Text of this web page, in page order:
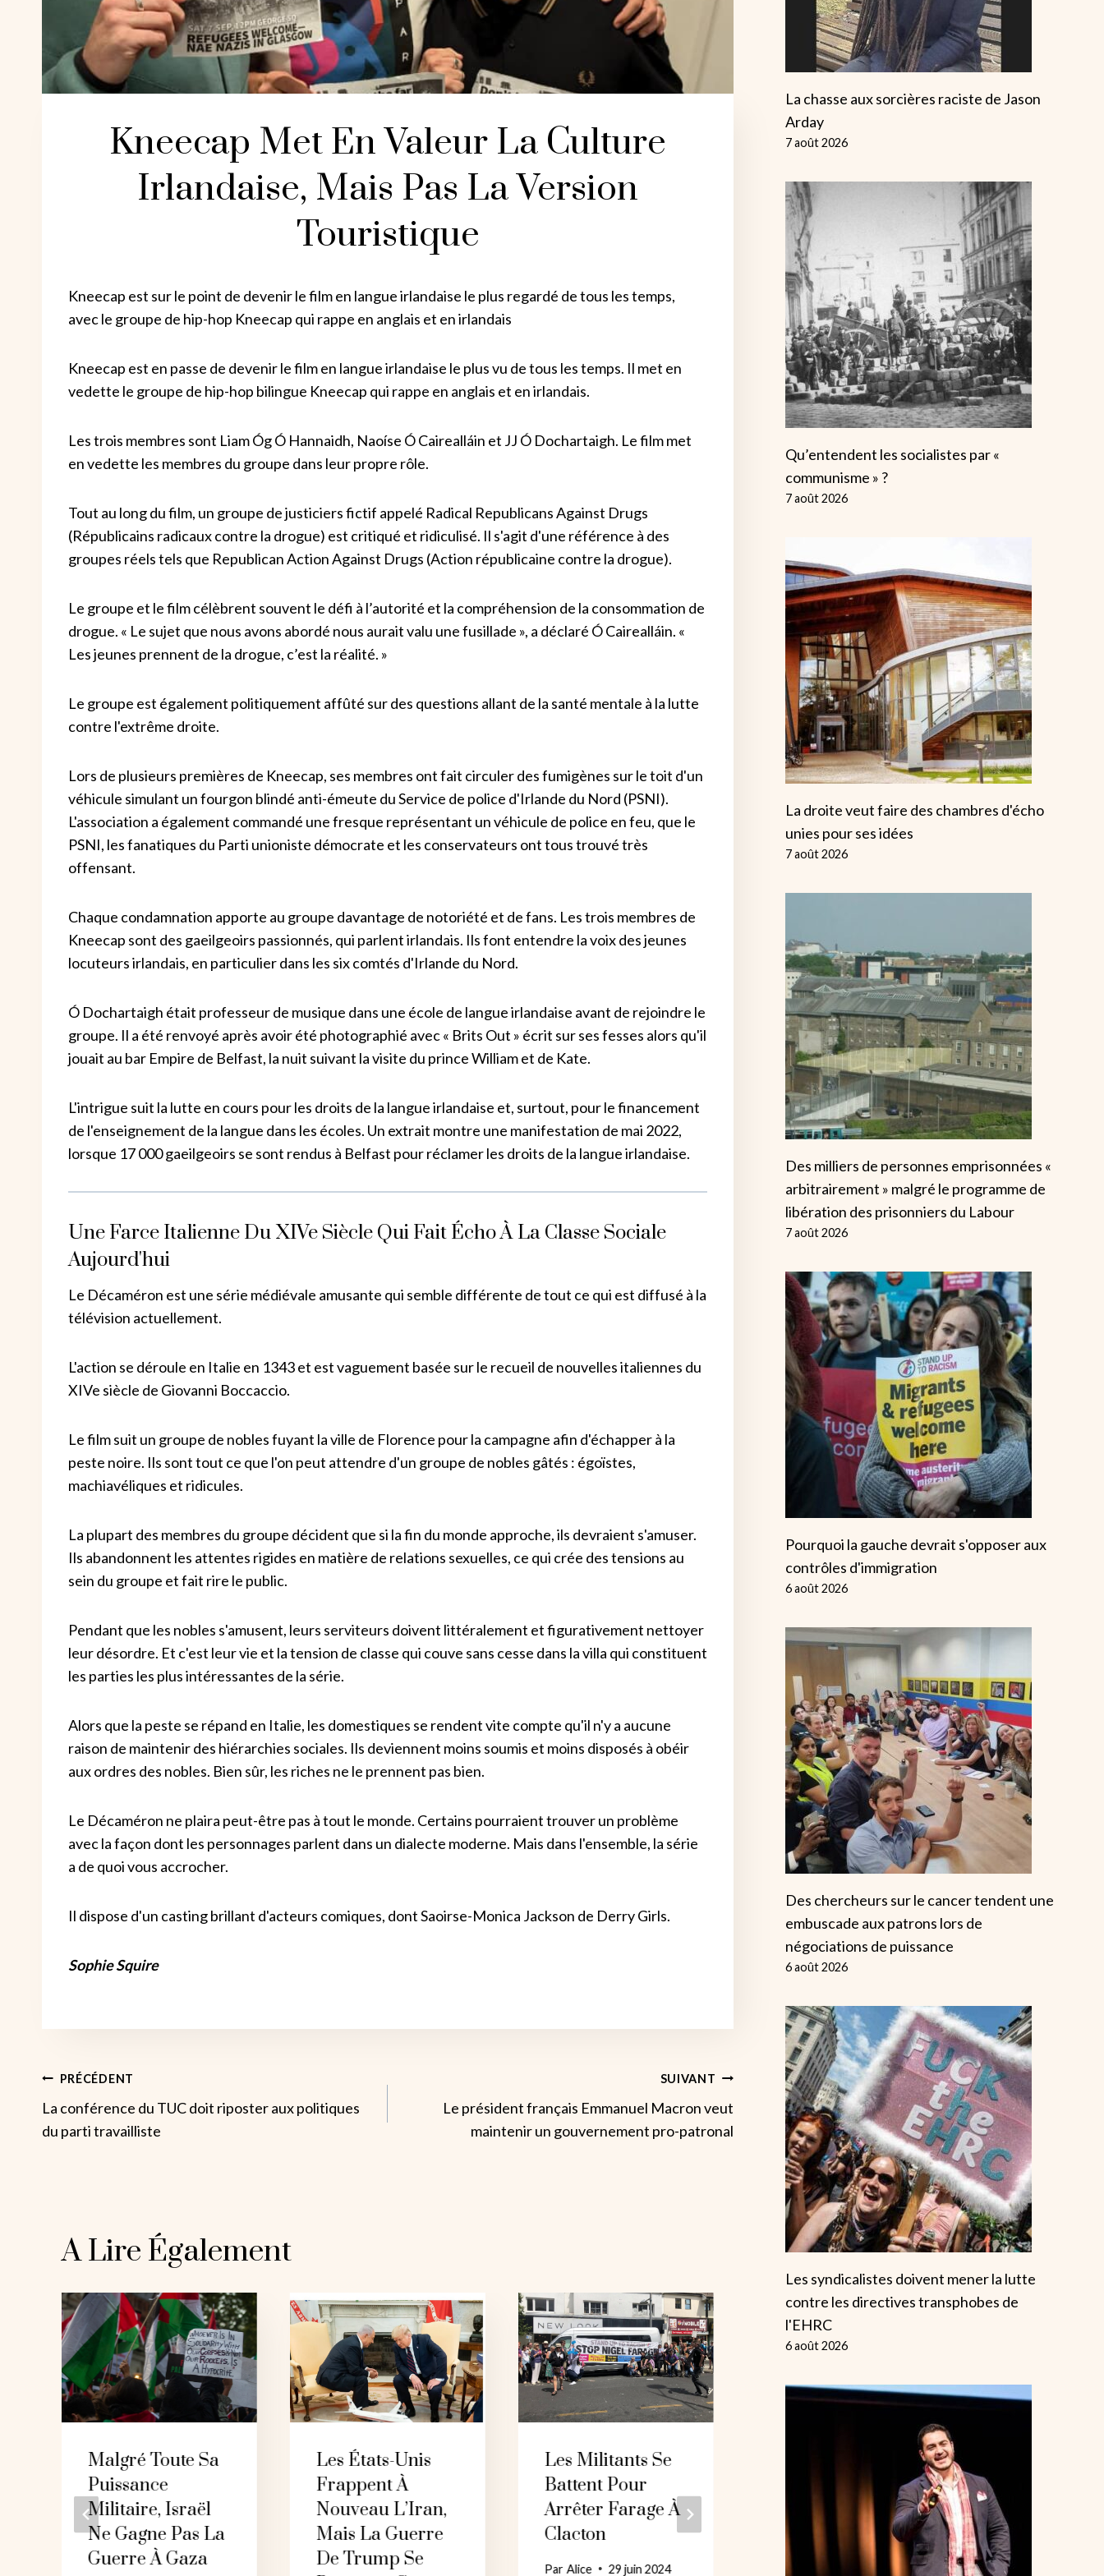
Kneecap Met En Valeur La Culture
Irlandaise, Mais Pas La Version
Touristique
Kneecap est sur le point de devenir le film en langue irlandaise le plus regardé de tous les temps,
avec le groupe de hip-hop Kneecap qui rappe en anglais et en irlandais
Kneecap est en passe de devenir le film en langue irlandaise le plus vu de tous les temps. Il met en
vedette le groupe de hip-hop bilingue Kneecap qui rappe en anglais et en irlandais.
Les trois membres sont Liam Óg Ó Hannaidh, Naoíse Ó Cairealláin et JJ Ó Dochartaigh. Le film met
en vedette les membres du groupe dans leur propre rôle.
Tout au long du film, un groupe de justiciers fictif appelé Radical Republicans Against Drugs
(Républicains radicaux contre la drogue) est critiqué et ridiculisé. Il s'agit d'une référence à des
groupes réels tels que Republican Action Against Drugs (Action républicaine contre la drogue).
Le groupe et le film célèbrent souvent le défi à l’autorité et la compréhension de la consommation de
drogue. « Le sujet que nous avons abordé nous aurait valu une fusillade », a déclaré Ó Cairealláin. «
Les jeunes prennent de la drogue, c’est la réalité. »
Le groupe est également politiquement affûté sur des questions allant de la santé mentale à la lutte
contre l'extrême droite.
Lors de plusieurs premières de Kneecap, ses membres ont fait circuler des fumigènes sur le toit d'un
véhicule simulant un fourgon blindé anti-émeute du Service de police d'Irlande du Nord (PSNI).
L'association a également commandé une fresque représentant un véhicule de police en feu, que le
PSNI, les fanatiques du Parti unioniste démocrate et les conservateurs ont tous trouvé très
offensant.
Chaque condamnation apporte au groupe davantage de notoriété et de fans. Les trois membres de
Kneecap sont des gaeilgeoirs passionnés, qui parlent irlandais. Ils font entendre la voix des jeunes
locuteurs irlandais, en particulier dans les six comtés d'Irlande du Nord.
Ó Dochartaigh était professeur de musique dans une école de langue irlandaise avant de rejoindre le
groupe. Il a été renvoyé après avoir été photographié avec « Brits Out » écrit sur ses fesses alors qu'il
jouait au bar Empire de Belfast, la nuit suivant la visite du prince William et de Kate.
L'intrigue suit la lutte en cours pour les droits de la langue irlandaise et, surtout, pour le financement
de l'enseignement de la langue dans les écoles. Un extrait montre une manifestation de mai 2022,
lorsque 17 000 gaeilgeoirs se sont rendus à Belfast pour réclamer les droits de la langue irlandaise.
Une Farce Italienne Du XIVe Siècle Qui Fait Écho À La Classe Sociale
Aujourd'hui
Le Décaméron est une série médiévale amusante qui semble différente de tout ce qui est diffusé à la
télévision actuellement.
L'action se déroule en Italie en 1343 et est vaguement basée sur le recueil de nouvelles italiennes du
XIVe siècle de Giovanni Boccaccio.
Le film suit un groupe de nobles fuyant la ville de Florence pour la campagne afin d'échapper à la
peste noire. Ils sont tout ce que l'on peut attendre d'un groupe de nobles gâtés : égoïstes,
machiavéliques et ridicules.
La plupart des membres du groupe décident que si la fin du monde approche, ils devraient s'amuser.
Ils abandonnent les attentes rigides en matière de relations sexuelles, ce qui crée des tensions au
sein du groupe et fait rire le public.
Pendant que les nobles s'amusent, leurs serviteurs doivent littéralement et figurativement nettoyer
leur désordre. Et c'est leur vie et la tension de classe qui couve sans cesse dans la villa qui constituent
les parties les plus intéressantes de la série.
Alors que la peste se répand en Italie, les domestiques se rendent vite compte qu'il n'y a aucune
raison de maintenir des hiérarchies sociales. Ils deviennent moins soumis et moins disposés à obéir
aux ordres des nobles. Bien sûr, les riches ne le prennent pas bien.
Le Décaméron ne plaira peut-être pas à tout le monde. Certains pourraient trouver un problème
avec la façon dont les personnages parlent dans un dialecte moderne. Mais dans l'ensemble, la série
a de quoi vous accrocher.
Il dispose d'un casting brillant d'acteurs comiques, dont Saoirse-Monica Jackson de Derry Girls.
Sophie Squire
Navigation
De
PRÉCÉDENT
La conférence du TUC doit riposter aux politiques
du parti travailliste
SUIVANT
Le président français Emmanuel Macron veut
maintenir un gouvernement pro-patronal
A Lire Également
Malgré Toute Sa
Puissance
Militaire, Israël
Ne Gagne Pas La
Guerre À Gaza
Les États-Unis
Frappent À
Nouveau L’Iran,
Mais La Guerre
De Trump Se
Les Militants Se
Battent Pour
Arrêter Farage À
Clacton
ParAlice 29 juin 2024
Kennedy Utilise
La Méfiance Des
Soins De Santé
Américains Pour
Prévoient
Arrêt
Anti-Glace
La chasse aux sorcières raciste de Jason
Arday
7 août 2026
Qu’entendent les socialistes par «
communisme » ?
7 août 2026
La droite veut faire des chambres d'écho
unies pour ses idées
7 août 2026
Des milliers de personnes emprisonnées «
arbitrairement » malgré le programme de
libération des prisonniers du Labour
7 août 2026
Pourquoi la gauche devrait s'opposer aux
contrôles d'immigration
6 août 2026
Des chercheurs sur le cancer tendent une
embuscade aux patrons lors de
négociations de puissance
6 août 2026
Les syndicalistes doivent mener la lutte
contre les directives transphobes de
l'EHRC
6 août 2026